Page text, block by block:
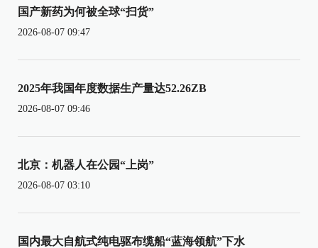
国产新药为何被全球“扫货”
2026-08-07 09:47
2025年我国年度数据生产量达52.26ZB
2026-08-07 09:46
北京：机器人在公园“上岗”
2026-08-07 03:10
国内最大自航式纯电驱布缆船“蓝海领航”下水